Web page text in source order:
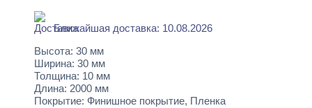
Ближайшая доставка: 10.08.2026
Высота: 30 мм
Ширина: 30 мм
Толщина: 10 мм
Длина: 2000 мм
Покрытие: Финишное покрытие, Пленка